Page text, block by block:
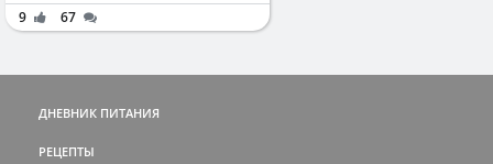
9 67
ДНЕВНИК ПИТАНИЯ
РЕЦЕПТЫ